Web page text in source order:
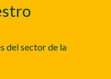
del sector de la